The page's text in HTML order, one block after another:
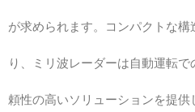
が求められます。コンパクトな構
り、ミリ波レーダーは自動運転
頼性の高いソリューションを提